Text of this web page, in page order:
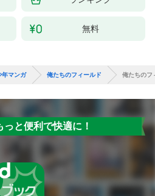
無料
年マンガ 俺たちのフィールド 俺たちのフ
っと便利で快適に！